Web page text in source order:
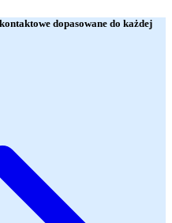
dopasowane do każdej